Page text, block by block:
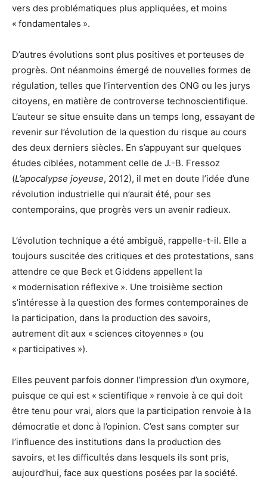
vers des problématiques plus appliquées, et moins
« fondamentales ».
D’autres évolutions sont plus positives et porteuses de
progrès. Ont néanmoins émergé de nouvelles formes de
régulation, telles que l’intervention des ONG ou les jurys
citoyens, en matière de controverse technoscientifique.
L’auteur se situe ensuite dans un temps long, essayant de
revenir sur l’évolution de la question du risque au cours
des deux derniers siècles. En s’appuyant sur quelques
études ciblées, notamment celle de J.-B. Fressoz
(L’apocalypse joyeuse, 2012), il met en doute l’idée d’une
révolution industrielle qui n’aurait été, pour ses
contemporains, que progrès vers un avenir radieux.
L’évolution technique a été ambiguë, rappelle-t-il. Elle a
toujours suscitée des critiques et des protestations, sans
attendre ce que Beck et Giddens appellent la
« modernisation réflexive ». Une troisième section
s’intéresse à la question des formes contemporaines de
la participation, dans la production des savoirs,
autrement dit aux « sciences citoyennes » (ou
« participatives »).
Elles peuvent parfois donner l’impression d’un oxymore,
puisque ce qui est « scientifique » renvoie à ce qui doit
être tenu pour vrai, alors que la participation renvoie à la
démocratie et donc à l’opinion. C’est sans compter sur
l’influence des institutions dans la production des
savoirs, et les difficultés dans lesquels ils sont pris,
aujourd’hui, face aux questions posées par la société.